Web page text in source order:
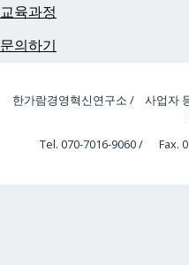
교육과정
문의하기
한가람경영혁신연구소 /
사업자
Tel. 070-7016-9060 / Fax.